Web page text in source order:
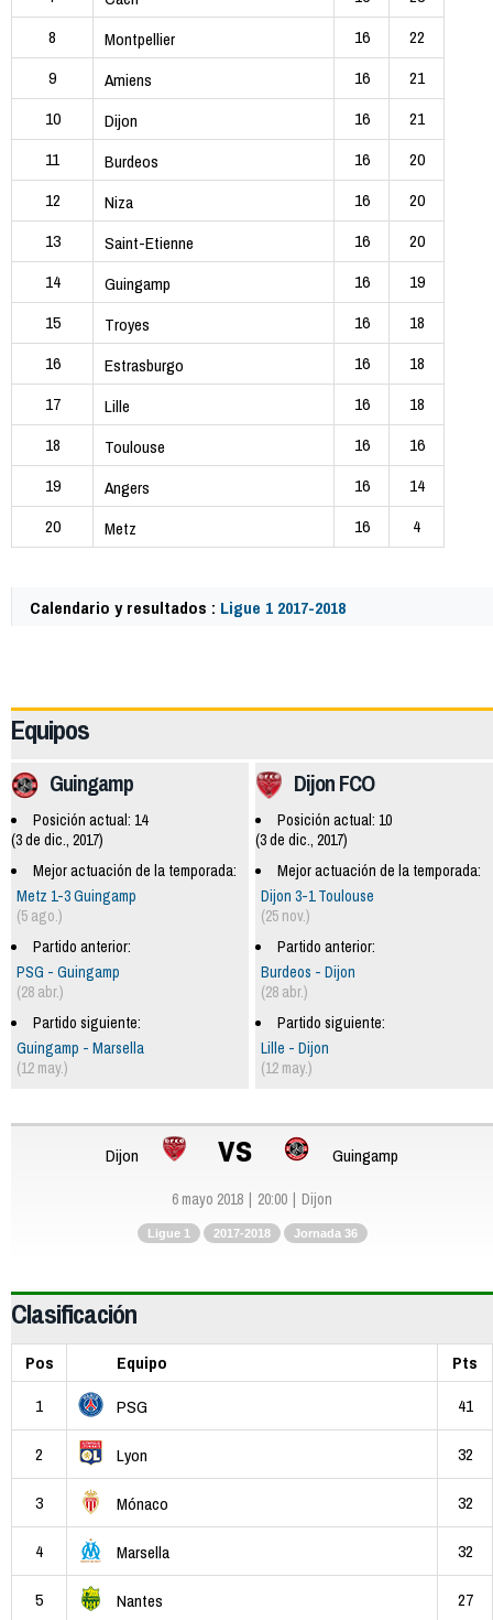
8
Montpellier 16
22
9
Amiens 16
21
10
Dijon 16
21
11
Burdeos 16
20
12
Niza 16
20
13
Saint-Etienne 16
20
14
Guingamp 16
19
15
Troyes 16
18
16
Estrasburgo 16
18
17
Lille 16
18
18
Toulouse 16
16
19
Angers 16
14
20
Metz 16 4
Calendario y resultados : Ligue 1 2017-2018
Equipos
Dijon FCO
Posición actual: 10
(3 de dic., 2017)
Mejor actuación de la temporada:
Dijon 3-1 Toulouse
(25 nov.)
Partido anterior:
Burdeos - Dijon
(28 abr.)
Partido siguiente:
Lille - Dijon
(12 may.)
Guingamp
Posición actual: 14
(3 de dic., 2017)
Mejor actuación de la temporada:
Metz 1-3 Guingamp
(5 ago.)
Partido anterior:
PSG - Guingamp
(28 abr.)
Partido siguiente:
Guingamp - Marsella
(12 may.)
Dijon vs Guingamp
6 mayo 2018 20:00 Dijon
Ligue 1 2017-2018 Jornada 36
Clasificación
Pos Equipo
Pts
1
PSG 41
2 Lyon 32
3 Mónaco 32
4 Marsella 32
5 Nantes 27